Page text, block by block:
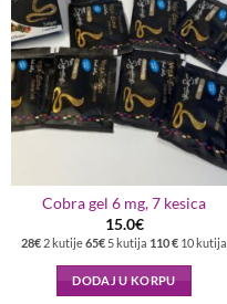
Cobra gel 6 mg, 7 kesica
15.0€
28€ 2 kutije65€ 5 kutija 110 € 10 kutija
DODAJ U KORPU